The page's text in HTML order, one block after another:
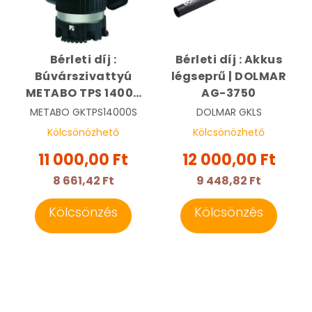
Bérleti díj :
Búvárszivattyú
METABO TPS 14000
S COMBI | METABO
0251400000
METABO GKTPS14000S
Kölcsönözhető
11 000,00 Ft
8 661,42 Ft
Kölcsönzés
Bérleti díj : Akkus
légseprű | DOLMAR
AG-3750
DOLMAR GKLS
Kölcsönözhető
12 000,00 Ft
9 448,82 Ft
Kölcsönzés